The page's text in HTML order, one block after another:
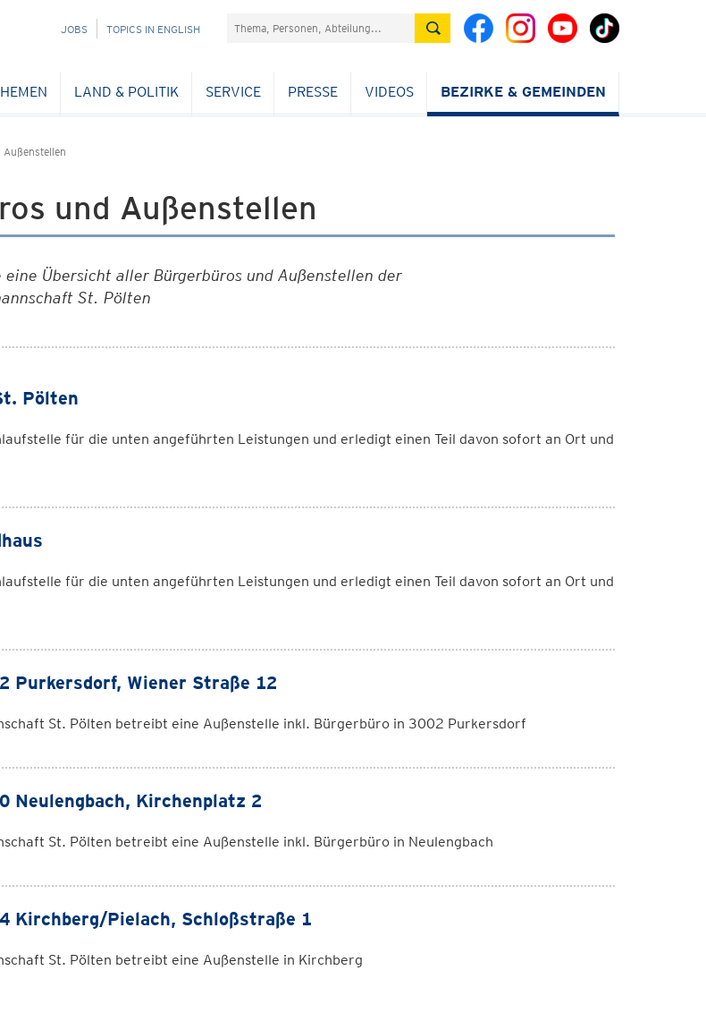
NAVIGATION
JOBS TOPICS IN ENGLISH Suchefeld
LAND & POLITIK SERVICE PRESSE VIDEOS BEZIRKE & GEMEINDEN
und Außenstellen
eine Übersicht aller Bürgerbüros und Außenstellen der
St. Pölten
Pölten
für die unten angeführten Leistungen und erledigt einen Teil davon sofort an Ort und
für die unten angeführten Leistungen und erledigt einen Teil davon sofort an Ort und
Purkersdorf, Wiener Straße 12
St. Pölten betreibt eine Außenstelle inkl. Bürgerbüro in 3002 Purkersdorf
Neulengbach, Kirchenplatz 2
St. Pölten betreibt eine Außenstelle inkl. Bürgerbüro in Neulengbach
Kirchberg/Pielach, Schloßstraße 1
St. Pölten betreibt eine Außenstelle in Kirchberg